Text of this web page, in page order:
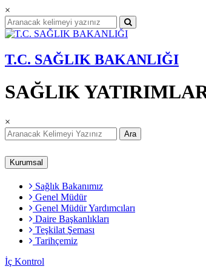
×
T.C. SAĞLIK BAKANLIĞI
SAĞLIK
×
Ara
Kurumsal
Sağlık Bakanımız
Genel Müdür
Genel Müdür Yardımcıları
Daire Başkanlıkları
Teşkilat Şeması
Tarihçemiz
İç Kontrol